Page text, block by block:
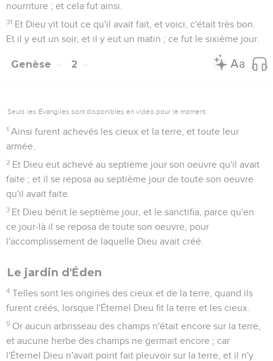
nourriture ; et cela fut ainsi.
31 Et Dieu vit tout ce qu'il avait fait, et voici, c'était très bon.
Et il y eut un soir, et il y eut un matin ; ce fut le sixième jour.
Genèse 2
Seuls les Évangiles sont disponibles en vidéo pour le moment.
1 Ainsi furent achevés les cieux et la terre, et toute leur
armée.
2 Et Dieu eut achevé au septième jour son oeuvre qu'il avait
faite ; et il se reposa au septième jour de toute son oeuvre
qu'il avait faite.
3 Et Dieu bénit le septième jour, et le sanctifia, parce qu'en
ce jour-là il se reposa de toute son oeuvre, pour
l'accomplissement de laquelle Dieu avait créé.
Le jardin d'Éden
4 Telles sont les origines des cieux et de la terre, quand ils
furent créés, lorsque l'Éternel Dieu fit la terre et les cieux.
5 Or aucun arbrisseau des champs n'était encore sur la terre,
et aucune herbe des champs ne germait encore ; car
l'Éternel Dieu n'avait point fait pleuvoir sur la terre, et il n'y